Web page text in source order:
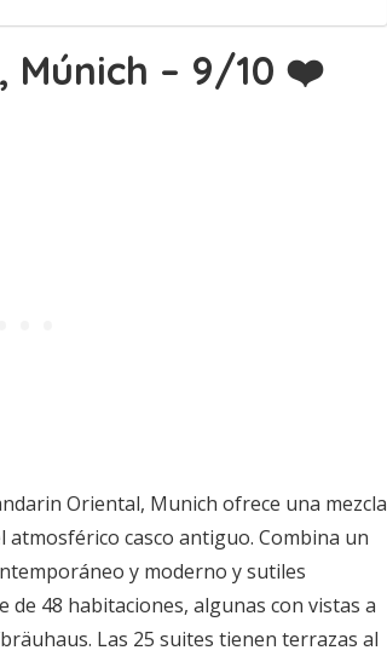
, Múnich – 9/10 ❤️
Oriental, Munich ofrece una mezcla
casco antiguo. Combina un
y moderno y sutiles
48 habitaciones, algunas con vistas a
Las 25 suites tienen terrazas al